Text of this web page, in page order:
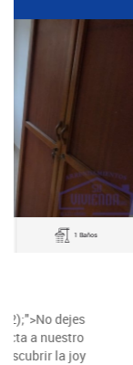
Arriendo
110 m
<p><span
cómoda y
Norte de